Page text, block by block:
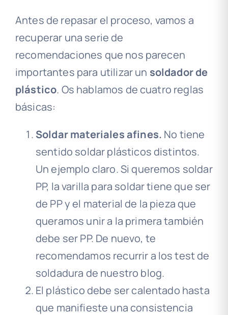
Antes de repasar el proceso, vamos a
recuperar una serie de
recomendaciones que nos parecen
importantes para utilizar un soldador de
plástico. Os hablamos de cuatro reglas
básicas:
Soldar materiales afines. No tiene
sentido soldar plásticos distintos.
Un ejemplo claro. Si queremos soldar
PP, la varilla para soldar tiene que ser
de PP y el material de la pieza que
queramos unir a la primera también
debe ser PP. De nuevo, te
recomendamos recurrir a los test de
soldadura de nuestro blog.
El plástico debe ser calentado hasta
que manifieste una consistencia